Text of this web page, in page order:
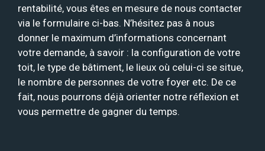
rentabilité, vous êtes en mesure de nous contacter
via le formulaire ci-bas. N’hésitez pas à nous
donner le maximum d’informations concernant
votre demande, à savoir : la configuration de votre
toit, le type de bâtiment, le lieux où celui-ci se situe,
le nombre de personnes de votre foyer etc. De ce
fait, nous pourrons déjà orienter notre réflexion et
vous permettre de gagner du temps.